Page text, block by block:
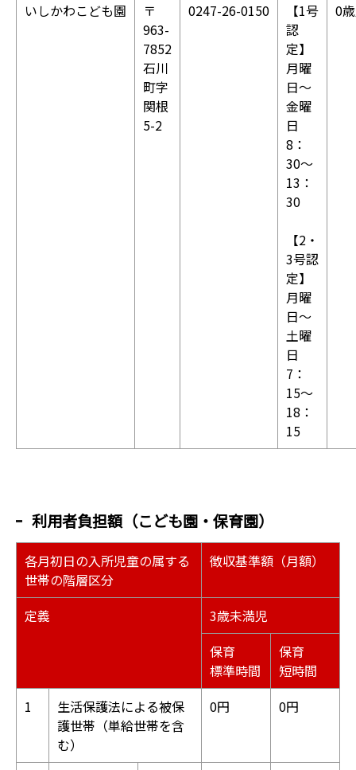
いしかわこども園
〒
963-
7852
石川
町字
関根
5-2
0247-26-0150
【1号
認
定】
月曜
日〜
金曜
日
8：
30〜
13：
30
【2・
3号認
定】
月曜
日〜
土曜
日
7：
15〜
18：
15
0
利用者負担額（こども園・保育園）
各月初日の入所児童の属する
世帯の階層区分
徴収基準額（月額）
定義
3歳未満児
保育
標準時間
保育
短時間
1
生活保護法による被保
護世帯（単給世帯を含
む）
0円 0円